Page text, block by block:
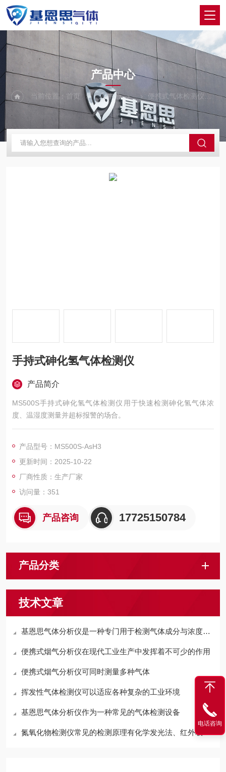
PRODUCTS CENTER
产品中心
当前位置： 首页 产品中心 便携式气体检测仪
手持式砷化氢气体检测仪
产品简介
MS500S手持式砷化氢气体检测仪用于快速检测砷化氢气体浓
度、温湿度测量并超标报警的场合。
产品型号：MS500S-AsH3
更新时间：2025-10-22
厂商性质：生产厂家
访问量：351
产品咨询 17725150784
产品分类
技术文章
基恩思气体分析仪是一种专门用于检测气体成分与浓度的设备
便携式烟气分析仪在现代工业生产中发挥着不可少的作用
便携式烟气分析仪可同时测量多种气体
挥发性气体检测仪可以适应各种复杂的工业环境
基恩思气体分析仪作为一种常见的气体检测设备
氮氧化物检测仪常见的检测原理有化学发光法、红外吸收法两种
电话咨询